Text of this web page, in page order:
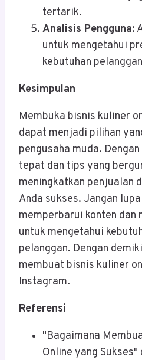
tertarik.
Analisis Pengguna:
untuk mengetahui
kebutuhan
Kesimpulan
Membuka bisnis kuliner
dapat menjadi pilihan
pengusaha muda.
tepat dan tips yang
meningkatkan penjualan
Anda sukses. Jangan
memperbarui konten dan
untuk mengetahui
pelanggan. Dengan
membuat bisnis kuliner
Instagram.
Referensi
"Bagaimana
Online yang Sukses"